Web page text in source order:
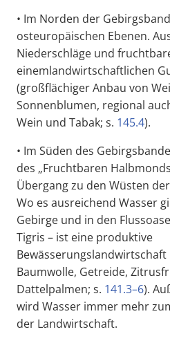
• Im Norden der
osteuropäischen Ebenen.
Niederschläge und
einemlandwirtschaftlichen
(großflächiger Anbau von
Sonnenblumen, regional
Wein und Tabak; s. 145.4).
• Im Süden des
des „Fruchtbaren
Übergang zu den Wüsten
Wo es ausreichend Wasser
Gebirge und in den
Tigris – ist eine produktive
Baumwolle, Getreide,
Dattelpalmen; s. 141.3–6).
wird Wasser immer mehr
der Landwirtschaft.